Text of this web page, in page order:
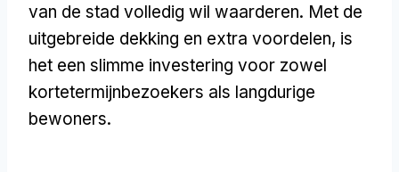
van de stad volledig wil waarderen. Met de
uitgebreide dekking en extra voordelen, is
het een slimme investering voor zowel
kortetermijnbezoekers als langdurige
bewoners.